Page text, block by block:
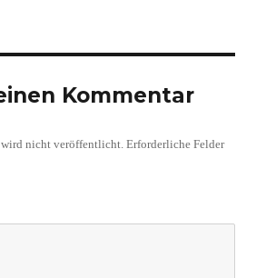
Kommentar
nicht veröffentlicht. Erforderliche Felder